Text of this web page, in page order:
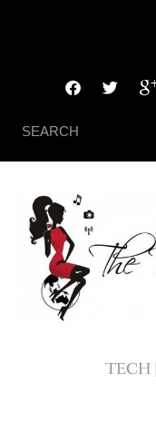
TECH